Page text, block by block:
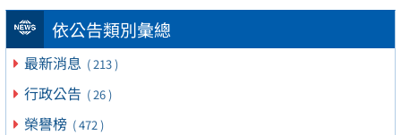
依公告類別彙總
最新消息 ( 213 )
行政公告 ( 26 )
榮譽榜 ( 472 )